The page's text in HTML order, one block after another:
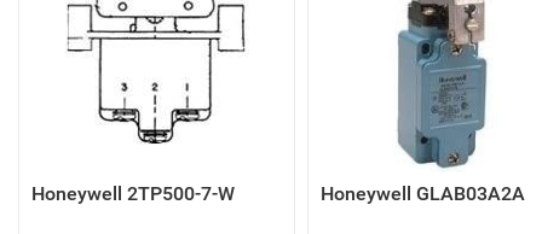
Honeywell 2TP500-7-W Honeywell GLAB03A2A